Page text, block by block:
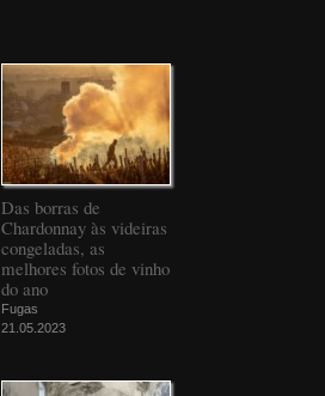
Das borras de
Chardonnay às videiras
congeladas, as
melhores fotos de vinho
do ano
Fugas
21.05.2023